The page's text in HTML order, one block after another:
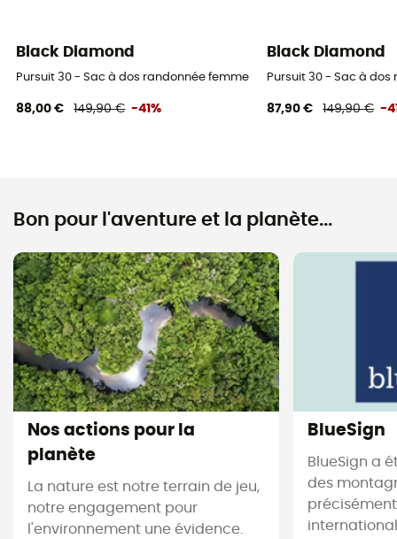
Black Diamond
Pursuit 30 - Sac à dos randonnée femme
88,00 € 149,90 € -41%
Black Diamond
Pursuit 30 - Sac à
87,90 € 149,90 € -
Bon pour l'aventure et la planète...
Nos actions pour la
planète
La nature est notre terrain de jeu,
notre engagement pour
l'environnement une évidence.
BlueSign
BlueSign a
des